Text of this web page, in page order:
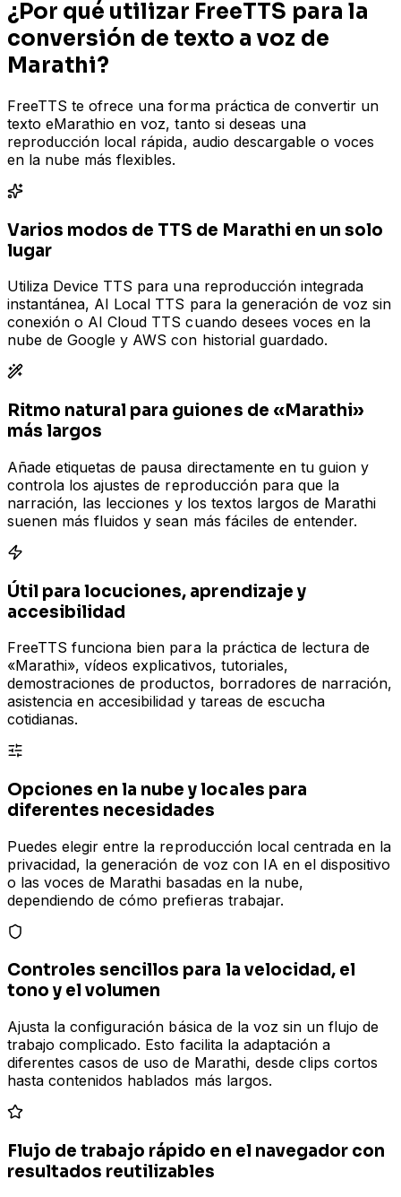
¿Por qué utilizar FreeTTS para la
conversión de texto a voz de
Marathi?
FreeTTS te ofrece una forma práctica de convertir un
texto eMarathio en voz, tanto si deseas una
reproducción local rápida, audio descargable o voces
en la nube más flexibles.
Varios modos de TTS de Marathi en un solo
lugar
Utiliza Device TTS para una reproducción integrada
instantánea, AI Local TTS para la generación de voz sin
conexión o AI Cloud TTS cuando desees voces en la
nube de Google y AWS con historial guardado.
Ritmo natural para guiones de «Marathi»
más largos
Añade etiquetas de pausa directamente en tu guion y
controla los ajustes de reproducción para que la
narración, las lecciones y los textos largos de Marathi
suenen más fluidos y sean más fáciles de entender.
Útil para locuciones, aprendizaje y
accesibilidad
FreeTTS funciona bien para la práctica de lectura de
«Marathi», vídeos explicativos, tutoriales,
demostraciones de productos, borradores de narración,
asistencia en accesibilidad y tareas de escucha
cotidianas.
Opciones en la nube y locales para
diferentes necesidades
Puedes elegir entre la reproducción local centrada en la
privacidad, la generación de voz con IA en el dispositivo
o las voces de Marathi basadas en la nube,
dependiendo de cómo prefieras trabajar.
Controles sencillos para la velocidad, el
tono y el volumen
Ajusta la configuración básica de la voz sin un flujo de
trabajo complicado. Esto facilita la adaptación a
diferentes casos de uso de Marathi, desde clips cortos
hasta contenidos hablados más largos.
Flujo de trabajo rápido en el navegador con
resultados reutilizables